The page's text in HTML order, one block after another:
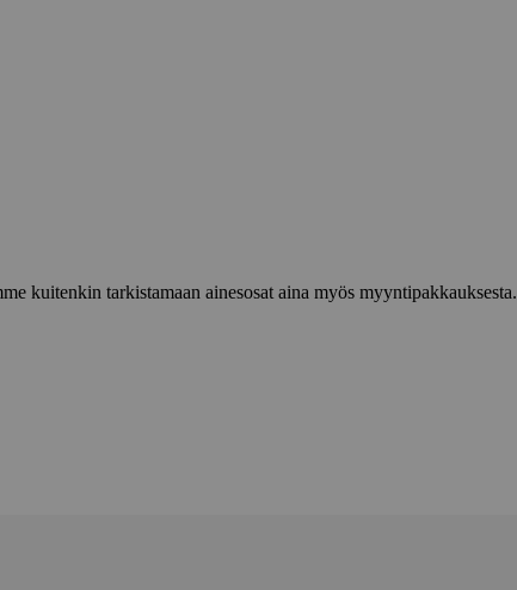
kuitenkin tarkistamaan ainesosat aina myös myyntipakkauksesta.